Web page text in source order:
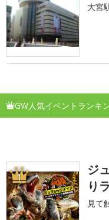
大宮
GW人気イベントランキ
1
ジ
り
見て